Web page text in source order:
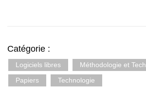
Catégorie :
Logiciels libres Méthodologie et
Papiers
Technologie